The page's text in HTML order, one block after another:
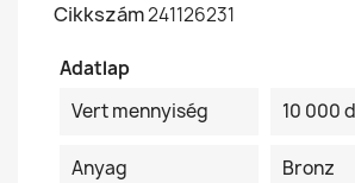
Cikkszám241126231
Adatlap
Vert mennyiség
10 000
Anyag Bronz